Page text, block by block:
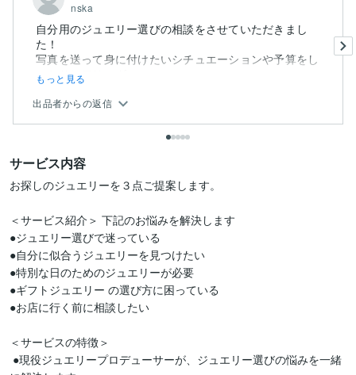
nska
自分用のジュエリー選びの相談をさせていただきまし
た！
写真を送って身に付けたいシチュエーションや予算をし
っかりヒアリング...
もっと見る
出品者からの返信
サービス内容
お探しのジュエリーを３点ご提案します。
＜サービス紹介＞ 下記のお悩みを解決します
●ジュエリー選びで迷っている
●自分に似合うジュエリーを見つけたい
●特別な日のためのジュエリーが必要
●ギフトジュエリー の選び方に困っている
●お店に行く前に相談したい
＜サービスの特徴＞